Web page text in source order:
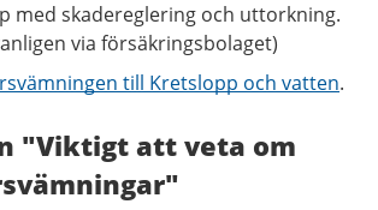
med skadereglering och uttorkning.
via försäkringsbolaget)
till Kretslopp och vatten.
"Viktigt att veta om